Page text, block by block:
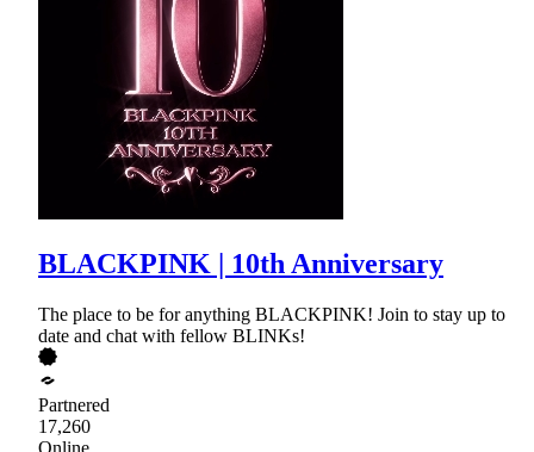
BLACKPINK | 10th Anniversary
The place to be for anything BLACKPINK! Join to stay up to
date and chat with fellow BLINKs!
Partnered
17,260
Online